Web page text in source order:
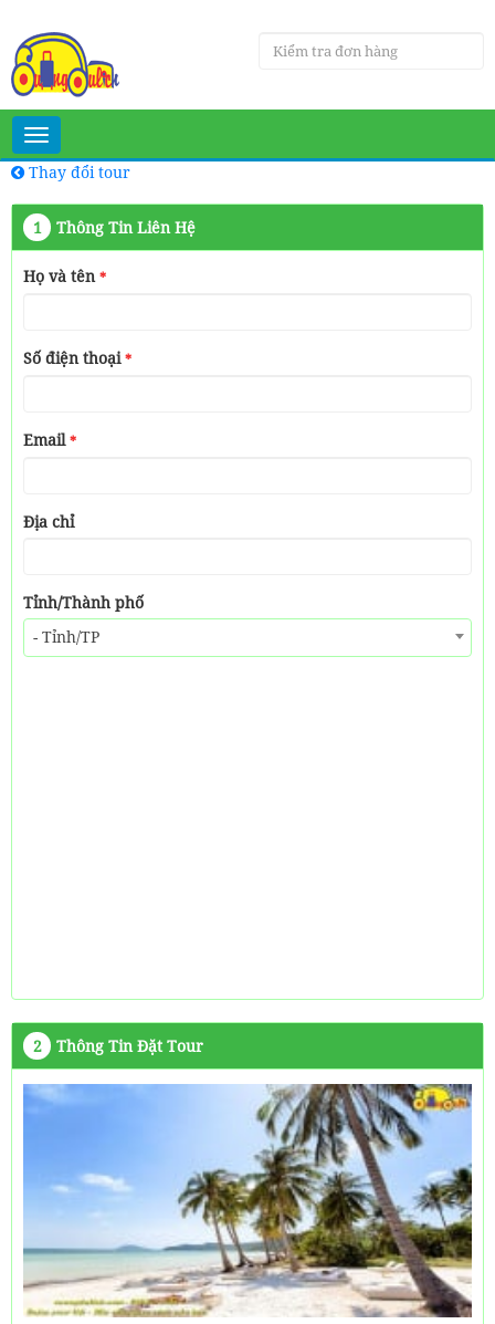
Toggle
navigation
Thay đổi tour
1 Thông Tin Liên Hệ
Họ và tên*
Số điện thoại*
Email*
Địa chỉ
Tỉnh/Thành phố
- Tỉnh/TP
2 Thông Tin Đặt Tour